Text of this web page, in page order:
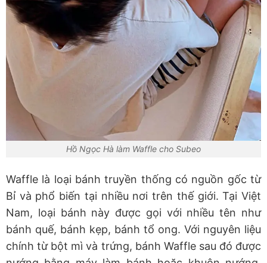
Hồ Ngọc Hà làm Waffle cho Subeo
Waffle là loại bánh truyền thống có nguồn gốc từ
Bỉ và phổ biến tại nhiều nơi trên thế giới. Tại Việt
Nam, loại bánh này được gọi với nhiều tên như
bánh quế, bánh kẹp, bánh tổ ong. Với nguyên liệu
chính từ bột mì và trứng, bánh Waffle sau đó được